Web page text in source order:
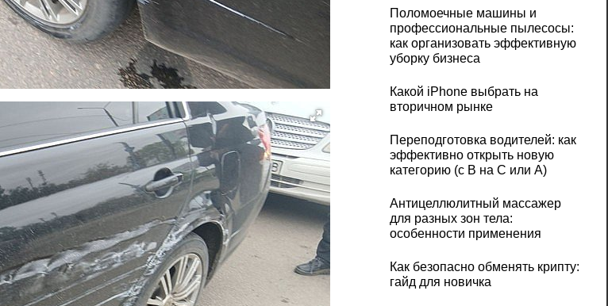
Поломоечные машины и
профессиональные пылесосы:
как организовать эффективную
уборку бизнеса
Какой iPhone выбрать на
вторичном рынке
Переподготовка водителей: как
эффективно открыть новую
категорию (с B на C или А)
Антицеллюлитный массажер
для разных зон тела:
особенности применения
Как безопасно обменять крипту:
гайд для новичка